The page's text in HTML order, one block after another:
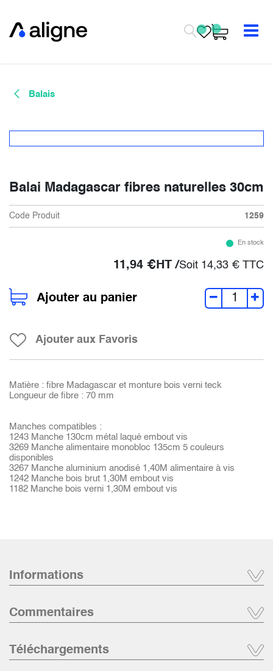
Balais
Balai Madagascar fibres naturelles 30cm
Code Produit 1259
En stock
11,94 €HT /Soit 14,33 € TTC
Ajouter au panier
Ajouter aux Favoris
Matière : fibre Madagascar et monture bois verni teck
Longueur de fibre : 70 mm
Manches compatibles :
1243 Manche 130cm métal laqué embout vis
3269 Manche alimentaire monobloc 135cm 5 couleurs
disponibles
3267 Manche aluminium anodisé 1,40M alimentaire à vis
1242 Manche bois brut 1,30M embout vis
1182 Manche bois verni 1,30M embout vis
Informations
Commentaires
Téléchargements